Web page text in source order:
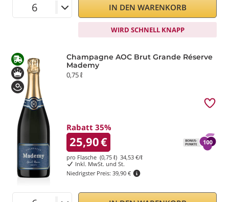
IN DEN WARENKORB
WIRD SCHNELL KNAPP
Champagne AOC Brut Grande Réserve
Mademy
0,75 ℓ
Rabatt 35%
25,90€
pro Flasche (0,75 ℓ) 34,53 €/ℓ
Inkl. MwSt. und St.
Niedrigster Preis: 39,90 €